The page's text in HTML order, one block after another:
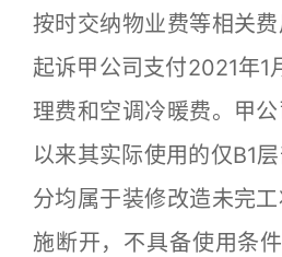
按时交纳物业费等相关
起诉甲公司支付2021年1
理费和空调冷暖费。甲
以来其实际使用的仅B1
分均属于装修改造未完
施断开，不具备使用条